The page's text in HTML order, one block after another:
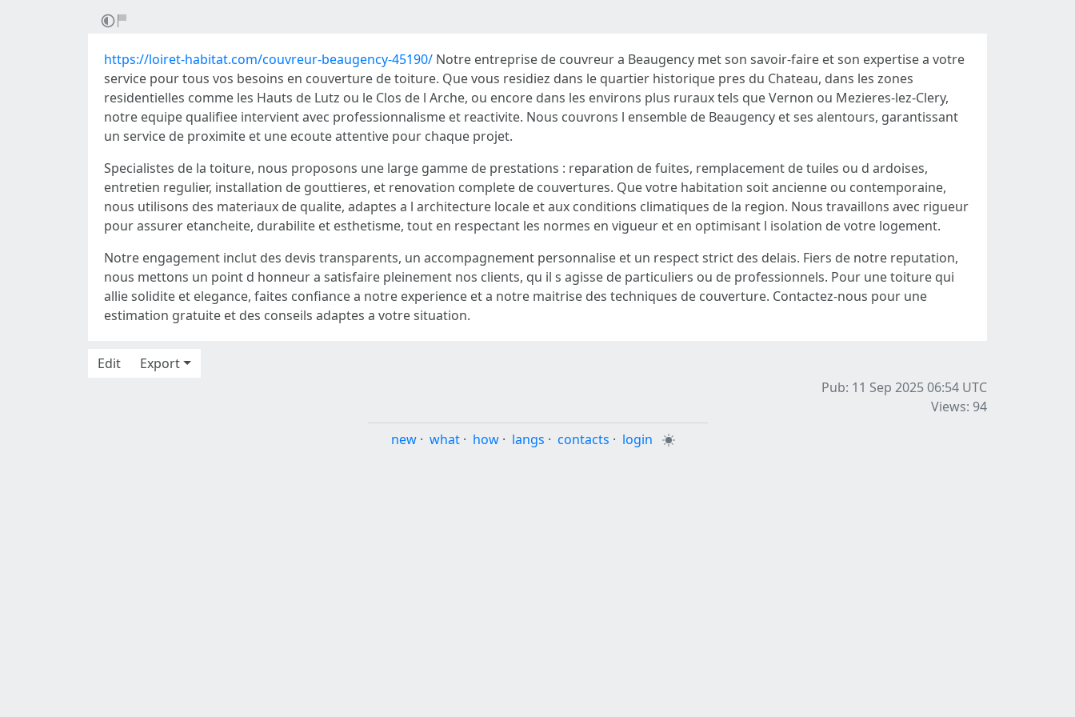
https://loiret-habitat.com/couvreur-beaugency-45190/ Notre entreprise de couvreur a Beaugency met son savoir-faire et son expertise a votre
service pour tous vos besoins en couverture de toiture. Que vous residiez dans le quartier historique pres du Chateau, dans les zones
residentielles comme les Hauts de Lutz ou le Clos de l Arche, ou encore dans les environs plus ruraux tels que Vernon ou Mezieres-lez-Clery,
notre equipe qualifiee intervient avec professionnalisme et reactivite. Nous couvrons l ensemble de Beaugency et ses alentours, garantissant
un service de proximite et une ecoute attentive pour chaque projet.
Specialistes de la toiture, nous proposons une large gamme de prestations : reparation de fuites, remplacement de tuiles ou d ardoises,
entretien regulier, installation de gouttieres, et renovation complete de couvertures. Que votre habitation soit ancienne ou contemporaine,
nous utilisons des materiaux de qualite, adaptes a l architecture locale et aux conditions climatiques de la region. Nous travaillons avec rigueur
pour assurer etancheite, durabilite et esthetisme, tout en respectant les normes en vigueur et en optimisant l isolation de votre logement.
Notre engagement inclut des devis transparents, un accompagnement personnalise et un respect strict des delais. Fiers de notre reputation,
nous mettons un point d honneur a satisfaire pleinement nos clients, qu il s agisse de particuliers ou de professionnels. Pour une toiture qui
allie solidite et elegance, faites confiance a notre experience et a notre maitrise des techniques de couverture. Contactez-nous pour une
estimation gratuite et des conseils adaptes a votre situation.
Edit
Export
Pub: 11 Sep 2025 06:54 UTC
Views: 94
new · what · how · langs · contacts · login